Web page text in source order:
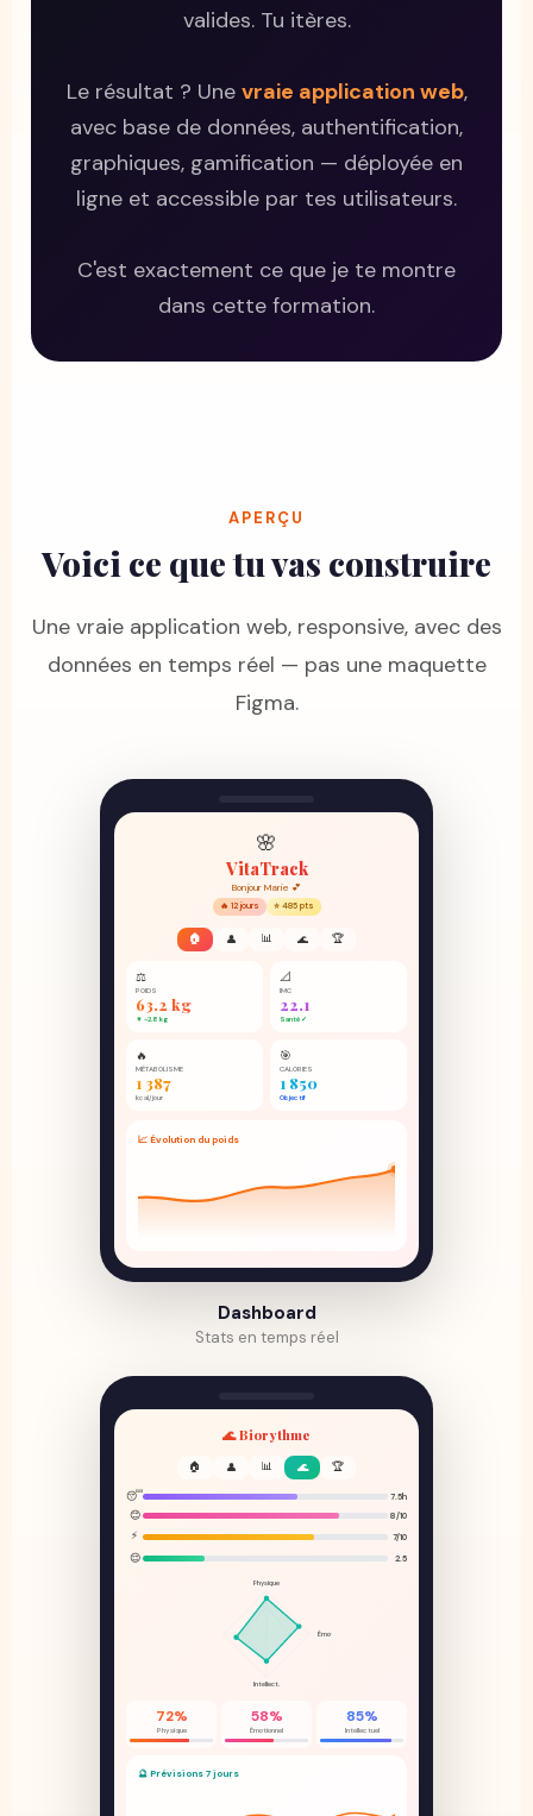
valides. Tu itères.
Le résultat ? Une vraie application web,
avec base de données, authentification,
graphiques, gamification — déployée en
ligne et accessible par tes utilisateurs.
C'est exactement ce que je te montre
dans cette formation.
APERÇU
Voici ce que tu vas construire
Une vraie application web, responsive, avec des
données en temps réel — pas une maquette
Figma.
🌸
VitaTrack
Bonjour Marie 💕
🔥 12 jours ⭐ 485 pts
🏠 👤 📊 🌊 🏆
⚖️
POIDS
63.2 kg
▼ -2.8 kg
📐
IMC
22.1
Santé ✓
🔥
MÉTABOLISME
1 387
kcal/jour
🎯
CALORIES
1 850
Objectif
📈 Évolution du poids
Dashboard
Stats en temps réel
🌊 Biorythme
🏠 👤 📊 🌊 🏆
😴 7.5h
😊 8/10
⚡ 7/10
😌 2.5
Physique
Émot.
Intellect.
72%
Physique
58%
Émotionnel
85%
Intellectuel
🔮 Prévisions 7 jours